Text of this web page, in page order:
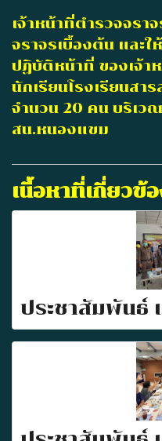
เจ้าหน้าที่ตำรวจจรา
จราจรเบื้องต้น และ
ปฏิบัติหน้าที่ ของเจ้า
นักเรียนโรงเรียนสา
จำนวน 20 คน บริเว
สน.หนองแขม
เนื้อหาที่เกี่ยวข้
ประชาสัมพันธ์